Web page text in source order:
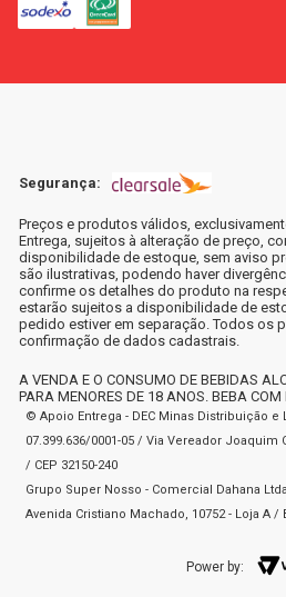
Segurança:
Preços e produtos válidos,
Entrega, sujeitos à alteração de preço,
disponibilidade de estoque, sem aviso
são ilustrativas, podendo haver
confirme os detalhes do produto na
estarão sujeitos a disponibilidade de
pedido estiver em separação. Todos os
confirmação de dados cadastrais.
A VENDA E O CONSUMO DE BEBIDAS
PARA MENORES DE 18 ANOS. BEBA
© Apoio Entrega - DEC Minas Distribuição e
07.399.636/0001-05 / Via Vereador Joaquim
/ CEP 32150-240
Grupo Super Nosso - Comercial Dahana
Avenida Cristiano Machado, 10752 - Loja A /
Power by: